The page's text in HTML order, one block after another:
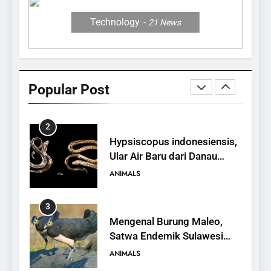
Technology 21 News
Popular Post
ANIMALS
1
Antelope, Si Antelop
2
Hypsiscopus indonesiensis,
Ular Air Baru dari Danau
Towuti
ANIMALS
3
Mengenal Burung Maleo,
Satwa Endemik Sulawesi
yang Terancam Punah
ANIMALS